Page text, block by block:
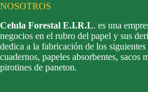
NOSOTROS
Celula Forestal E.I.R.L. es una
negocios en el rubro del papel y sus
dedica a la fabricación de los siguientes
cuadernos, papeles absorbentes, sacos
pirotines de paneton.